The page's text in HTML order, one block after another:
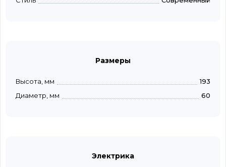
Размеры
Высота, мм
193
Диаметр, мм
60
Электрика